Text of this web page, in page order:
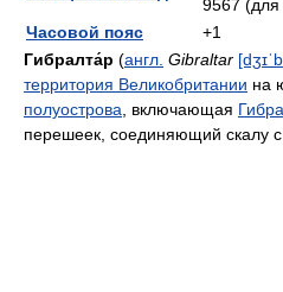
9567
Часовой пояс
+1
Гибралта́р (англ. Gibraltar
территория Великобритании на
полуострова , включающая
перешеек, соединяющий скалу